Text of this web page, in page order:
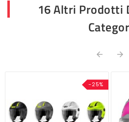
16 Altri Prodotti
 
-25%